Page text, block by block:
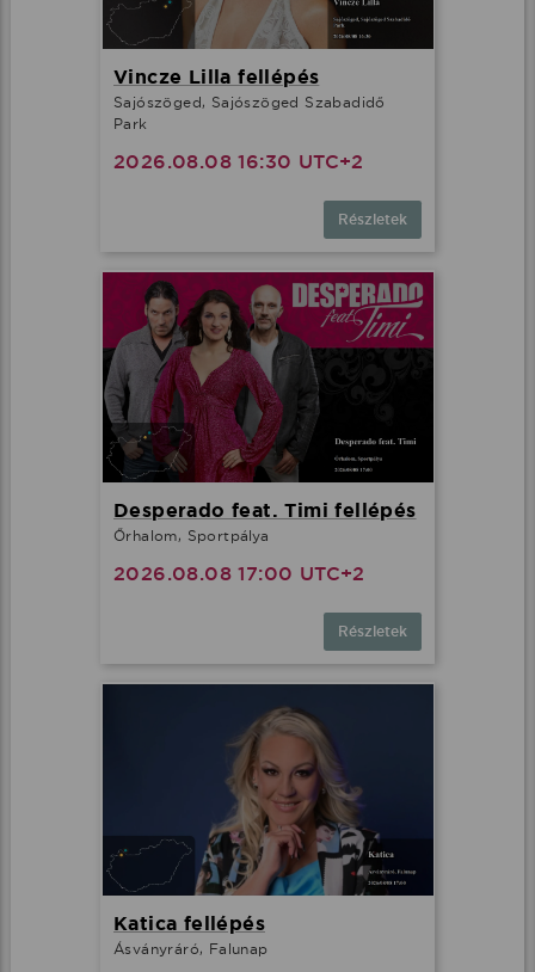
Vincze Lilla fellépés
Sajószöged, Sajószöged Szabadidő
Park
2026.08.08 16:30 UTC+2
Részletek
Desperado feat. Timi fellépés
Őrhalom, Sportpálya
2026.08.08 17:00 UTC+2
Részletek
Katica fellépés
Ásványráró, Falunap